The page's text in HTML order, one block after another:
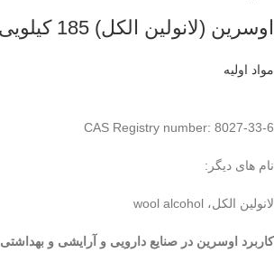
اوسرین (لانولین الکل) 185 کیلویی
مواد اولیه
CAS Registry number: 8027-33-6
نام های دیگر:
لانولین الکل، wool alcohol
کاربرد اوسرین در صنایع دارویی و آرایشی و بهداشتی